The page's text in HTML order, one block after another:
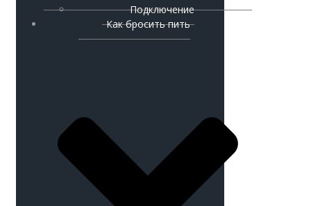
Подключение
Как бросить пить